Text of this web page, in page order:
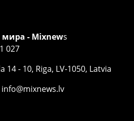
- Mixnews
027
14 - 10, Riga, LV-1050, Latvia